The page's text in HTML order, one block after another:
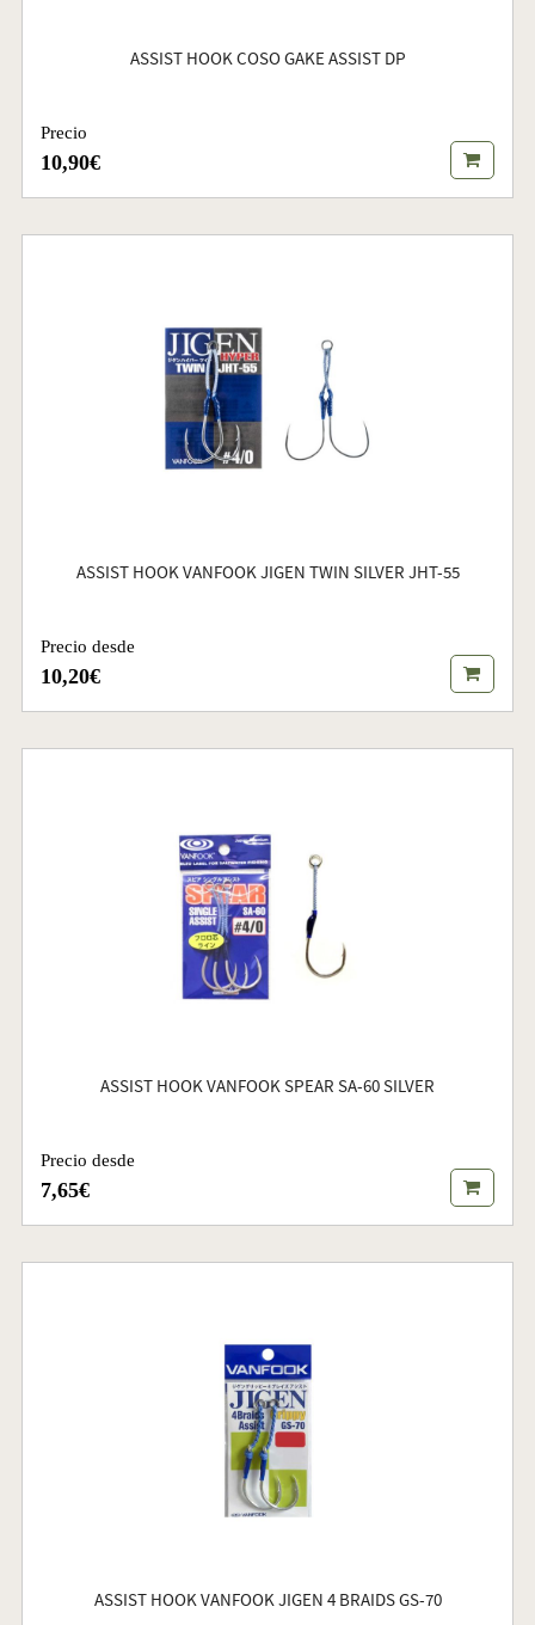
ASSIST HOOK COSO GAKE ASSIST DP
Precio
10,90€
ASSIST HOOK VANFOOK JIGEN TWIN SILVER JHT-55
Precio desde
10,20€
ASSIST HOOK VANFOOK SPEAR SA-60 SILVER
Precio desde
7,65€
ASSIST HOOK VANFOOK JIGEN 4 BRAIDS GS-70